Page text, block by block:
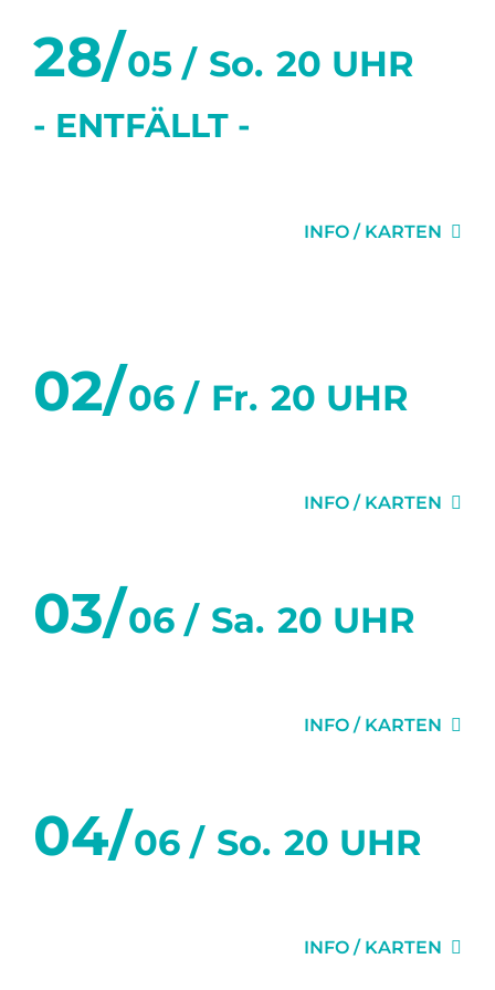
28/05 / So. 20 UHR
- ENTFÄLLT -
INFO / KARTEN
02/06 / Fr. 20 UHR
INFO / KARTEN
03/06 / Sa. 20 UHR
INFO / KARTEN
04/06 / So. 20 UHR
INFO / KARTEN